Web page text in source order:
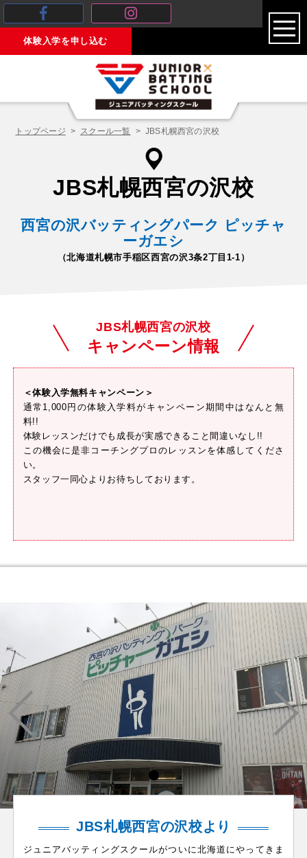
体験入学を申し込む
toggle
トップページ スクール一覧 JBS札幌西宮の沢校
JBS札幌西宮の沢校
西宮の沢バッティングパーク ピッチャ
ーガエシ
（北海道札幌市手稲区西宮の沢3条2丁目1-1）
JBS札幌西宮の沢校
キャンペーン情報
＜体験入学無料キャンペーン＞
通常1,000円の体験入学料がキャンペーン期間中はなんと無
料!!
体験レッスンだけでも成長が実感できること間違いなし!!
この機会に是非コーチングプロのレッスンを体感してくださ
い。
スタッフ一同心よりお待ちしております。
JBS札幌西宮の沢校より
ジュニアバッティングスクールがついに北海道にやってきま